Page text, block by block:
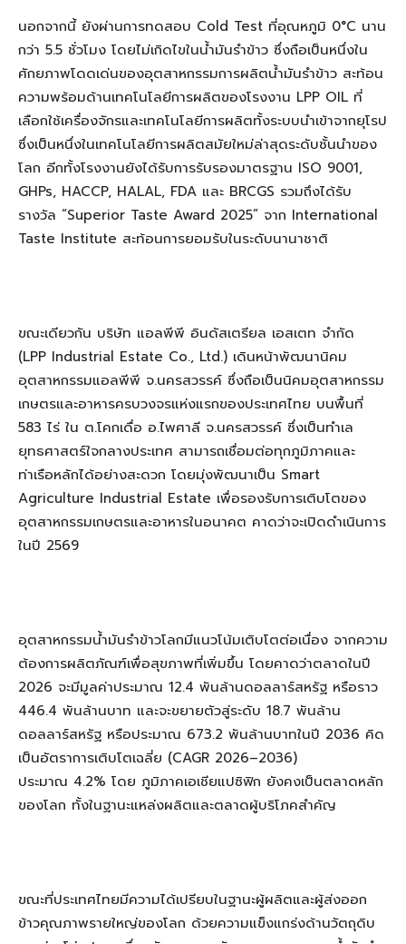
นอกจากนี้ ยังผ่านการทดสอบ Cold Test ที่อุณหภูมิ 0°C นาน
กว่า 5.5 ชั่วโมง โดยไม่เกิดไขในน้ำมันรำข้าว ซึ่งถือเป็นหนึ่งใน
ศักยภาพโดดเด่นของอุตสาหกรรมการผลิตน้ำมันรำข้าว สะท้อน
ความพร้อมด้านเทคโนโลยีการผลิตของโรงงาน LPP OIL ที่
เลือกใช้เครื่องจักรและเทคโนโลยีการผลิตทั้งระบบนำเข้าจากยุโรป
ซึ่งเป็นหนึ่งในเทคโนโลยีการผลิตสมัยใหม่ล่าสุดระดับชั้นนำของ
โลก อีกทั้งโรงงานยังได้รับการรับรองมาตรฐาน ISO 9001,
GHPs, HACCP, HALAL, FDA และ BRCGS รวมถึงได้รับ
รางวัล “Superior Taste Award 2025” จาก International
Taste Institute สะท้อนการยอมรับในระดับนานาชาติ
ขณะเดียวกัน บริษัท แอลพีพี อินดัสเตรียล เอสเตท จำกัด
(LPP Industrial Estate Co., Ltd.) เดินหน้าพัฒนานิคม
อุตสาหกรรมแอลพีพี จ.นครสวรรค์ ซึ่งถือเป็นนิคมอุตสาหกรรม
เกษตรและอาหารครบวงจรแห่งแรกของประเทศไทย บนพื้นที่
583 ไร่ ใน ต.โคกเดื่อ อ.ไพศาลี จ.นครสวรรค์ ซึ่งเป็นทำเล
ยุทธศาสตร์ใจกลางประเทศ สามารถเชื่อมต่อทุกภูมิภาคและ
ท่าเรือหลักได้อย่างสะดวก โดยมุ่งพัฒนาเป็น Smart
Agriculture Industrial Estate เพื่อรองรับการเติบโตของ
อุตสาหกรรมเกษตรและอาหารในอนาคต คาดว่าจะเปิดดำเนินการ
ในปี 2569
อุตสาหกรรมน้ำมันรำข้าวโลกมีแนวโน้มเติบโตต่อเนื่อง จากความ
ต้องการผลิตภัณฑ์เพื่อสุขภาพที่เพิ่มขึ้น โดยคาดว่าตลาดในปี
2026 จะมีมูลค่าประมาณ 12.4 พันล้านดอลลาร์สหรัฐ หรือราว
446.4 พันล้านบาท และจะขยายตัวสู่ระดับ 18.7 พันล้าน
ดอลลาร์สหรัฐ หรือประมาณ 673.2 พันล้านบาทในปี 2036 คิด
เป็นอัตราการเติบโตเฉลี่ย (CAGR 2026–2036)
ประมาณ 4.2% โดย ภูมิภาคเอเชียแปซิฟิก ยังคงเป็นตลาดหลัก
ของโลก ทั้งในฐานะแหล่งผลิตและตลาดผู้บริโภคสำคัญ
ขณะที่ประเทศไทยมีความได้เปรียบในฐานะผู้ผลิตและผู้ส่งออก
ข้าวคุณภาพรายใหญ่ของโลก ด้วยความแข็งแกร่งด้านวัตถุดิบ